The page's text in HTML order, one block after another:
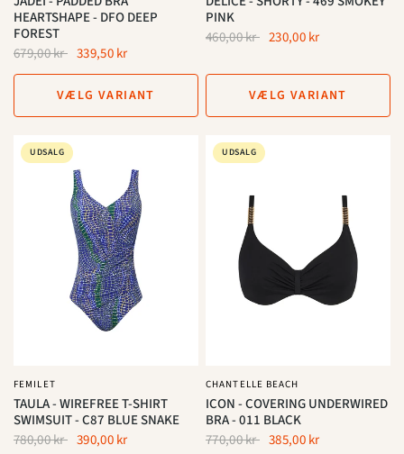
HEARTSHAPE - DFO DEEP
FOREST
679,00 kr 339,50 kr
VÆLG VARIANT
PINK
460,00 kr 230,00 kr
VÆLG VARIANT
UDSALG
FEMILET
TAULA - WIREFREE T-SHIRT
SWIMSUIT - C87 BLUE SNAKE
780,00 kr 390,00 kr
UDSALG
CHANTELLE BEACH
ICON - COVERING UNDERWIRED
BRA - 011 BLACK
770,00 kr 385,00 kr